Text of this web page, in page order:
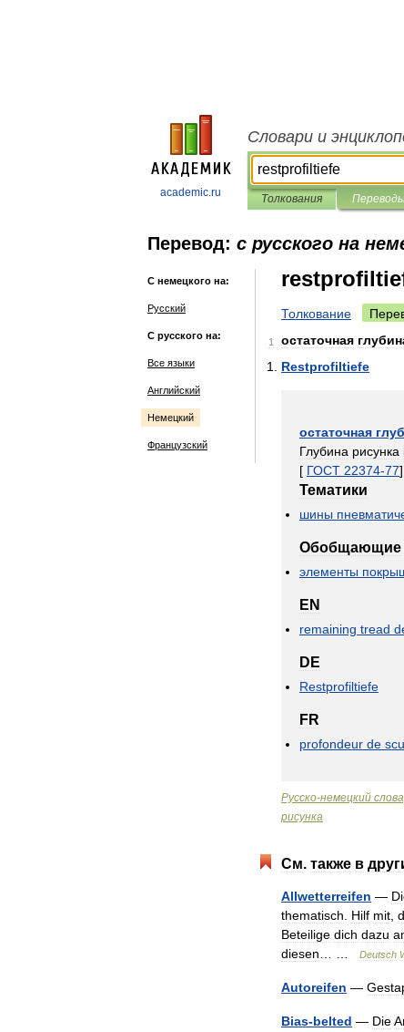
academic.ru
Словари и
Толкования
Перевод: с русского на
С немецкого на:
Русский
С русского на:
Все языки
Английский
Немецкий
Французский
Толкование
1 остаточная
Restprofiltiefe
остаточная
Глубина рисунка
[ ГОСТ 22374-77]
Тематики
шины
Обобщающие
элементы
EN
remaining tread
DE
Restprofiltiefe
FR
profondeur de
Русско-немецкий
рисунка
См. также в
Allwetterreifen —
thematisch
Hilf mit
Beteilige dich dazu
diesen
Deutsch
Autoreifen —
Bias-belted — Die